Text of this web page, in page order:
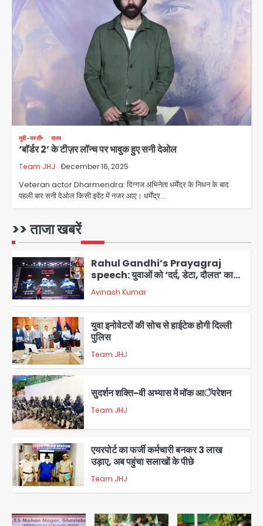
मूवी-मस्ती राज्य
‘बॉर्डर 2’ के टीज़र लॉन्च पर भावुक हुए सनी देओल
Team JHJ December 16, 2025
Veteran actor Dharmendra: दिग्गज अभिनेता धर्मेंद्र के निधन के बाद
पहली बार सनी देओल किसी इवेंट में नजर आए। धर्मेंद्र…
>> ताजा खबरें
युवा इनोवेटरों की सोच से हाईटेक होगी दिल्ली
पुलिस
Team JHJ
सुदर्शन शक्ति-वी अभ्यास में मॉक आॅपरेशन
Team JHJ
उड़ाए, अब पहुंचा सलाखों के पीछे
Team JHJ
1
Noida Sector-49: सेक्टर-49 में 18
साल की मेड ने की खुदकुशी, शरीर पर नहीं मिली
2
Rahul Gandhi’s Prayagraj
speech: युवाओं को ‘दर्द, डेटा, दौलत’ का
संदेश, बीजेपी का वार
Avinash Kumar
3
युवा इनोवेटरों की सोच से हाईटेक होगी दिल्ली
पुलिस
Team JHJ
4
सुदर्शन शक्ति-वी अभ्यास में मॉक आॅपरेशन
Team JHJ
5
एयरपोर्ट का फर्जी कर्मचारी बनकर 3 लाख
उड़ाए, अब पहुंचा सलाखों के पीछे
Team JHJ
Noida Sector-49: सेक्टर-49 में 18